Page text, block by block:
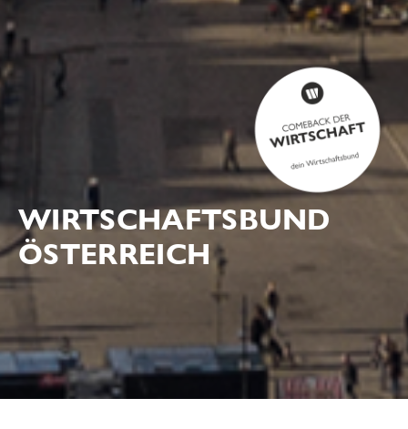
WIRTSCHAFTSBUND
ÖSTERREICH